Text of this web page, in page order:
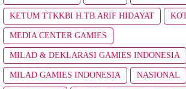
KETUM TTKKBI H.TB.ARIF HIDAYAT
MEDIA CENTER GAMIES
MILAD & DEKLARASI GAMIES INDONESIA
MILAD GAMIES INDONESIA NASIONAL